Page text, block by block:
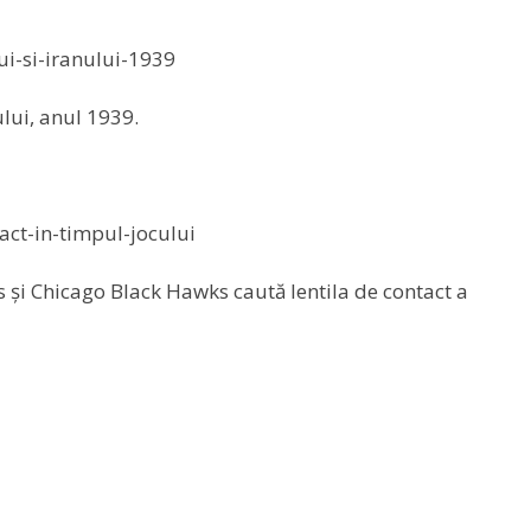
anul 1939.
Chicago Black Hawks caută lentila de contact a